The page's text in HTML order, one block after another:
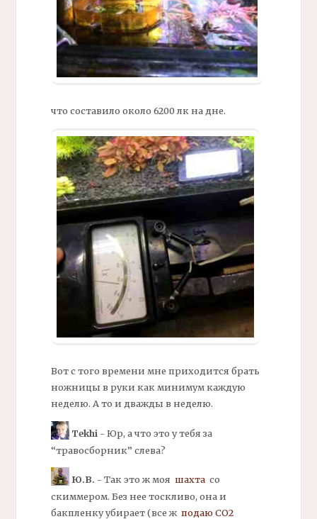
что составило около 6200 лк на дне.
Вот с того времени мне приходится брать
ножницы в руки как минимум каждую
неделю. А то и дважды в неделю.
Tekhi- Юр, а что это у тебя за
“травосборник” слева?
Ю.В. - Так это ж моя шахтасо
скиммером. Без нее тоскливо, она и
бакпленку убирает (все ж подаю СО2